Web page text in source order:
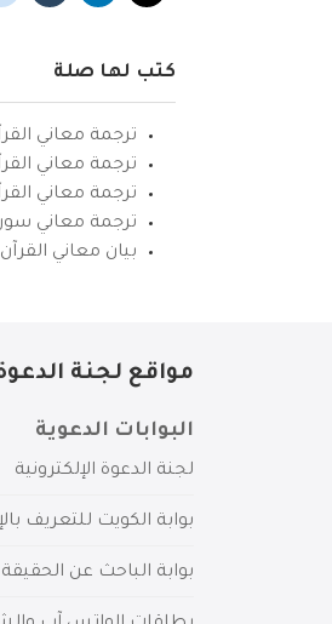
كتب لها صلة
ترجمة معاني
ترجمة معاني
ترجمة معاني
ترجمة معاني سورة
بيان معاني القرآن
مواقع لجنة الدعوة
البوابات الدعوية
لجنة الدعوة الإلكترونية
بوابة الكويت للتعريف
بوابة الباحث عن الحقيقة